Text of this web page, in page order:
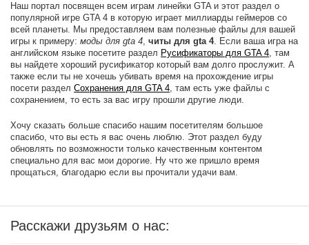
Наш портал посвящен всем играм линейки GTA и этот раздел о
популярной игре GTA 4 в которую играет миллиарды геймеров со
всей планеты. Мы предоставляем вам полезные файлы для вашей
игры к примеру: моды для gta 4, читы для gta 4. Если ваша игра на
английском языке посетите раздел Русификаторы для GTA 4, там
вы найдете хороший русификатор который вам долго прослужит. А
также если ты не хочешь убивать время на прохождение игры
посети раздел Сохранения для GTA 4, там есть уже файлы с
сохранением, то есть за вас игру прошли другие люди.
Хочу сказать больше спасибо нашим посетителям большое
спасибо, что вы есть я вас очень люблю. Этот раздел буду
обновлять по возможности только качественным контентом
специально для вас мои дорогие. Ну что же пришло время
прощаться, благодарю если вы прочитали удачи вам.
Расскажи друзьям о нас: